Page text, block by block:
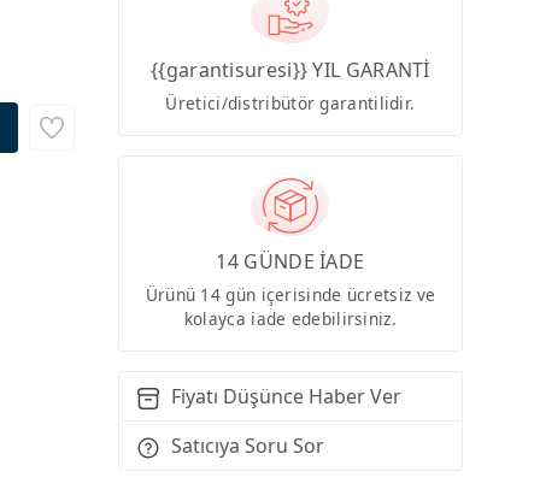
{{garantisuresi}} YIL GARANTİ
Üretici/distribütör garantilidir.
14 GÜNDE İADE
Ürünü 14 gün içerisinde ücretsiz ve
kolayca iade edebilirsiniz.
Fiyatı Düşünce Haber Ver
Satıcıya Soru Sor